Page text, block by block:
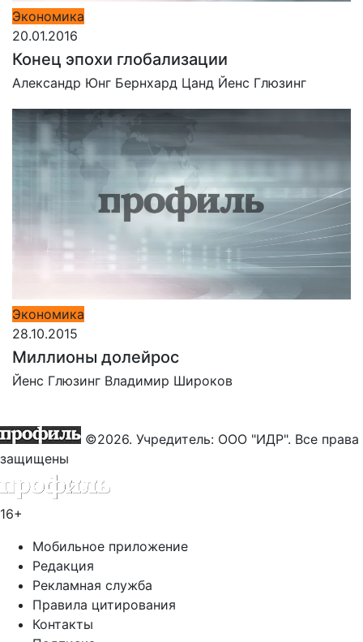
Экономика
20.01.2016
Конец эпохи глобализации
Александр Юнг Бернхард Цанд Йенс Глюзинг
Экономика
28.10.2015
Миллионы долейрос
Йенс Глюзинг Владимир Широков
©2026. Учредитель: ООО "ИДР". Все права
защищены
16+
Мобильное приложение
Редакция
Рекламная служба
Правила цитирования
Контакты